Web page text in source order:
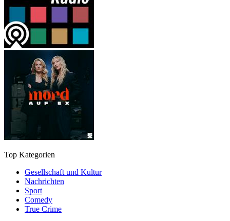
Top Kategorien
Gesellschaft und Kultur
Nachrichten
Sport
Comedy
True Crime